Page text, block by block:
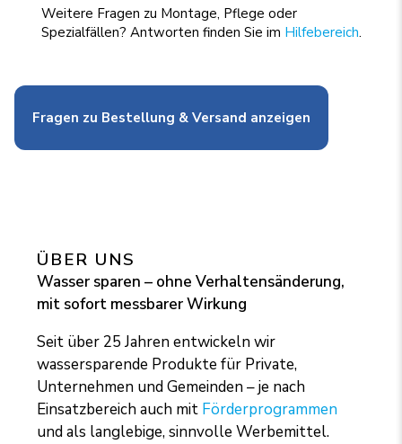
Weitere Fragen zu Montage, Pflege oder
Spezialfällen? Antworten finden Sie im Hilfebereich.
Fragen zu Bestellung & Versand anzeigen
ÜBER UNS
Wasser sparen – ohne Verhaltensänderung,
mit sofort messbarer Wirkung
Seit über 25 Jahren entwickeln wir
wassersparende Produkte für Private,
Unternehmen und Gemeinden – je nach
Einsatzbereich auch mit Förderprogrammen
und als langlebige, sinnvolle Werbemittel.